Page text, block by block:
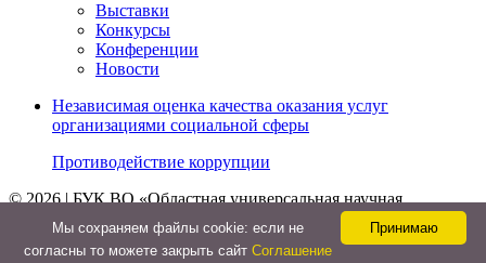
Выставки
Конкурсы
Конференции
Новости
Независимая оценка качества оказания услуг
организациями социальной сферы
Противодействие коррупции
© 2026 | БУК ВО «Областная универсальная научная
библиотека»
Принимаю
Мы cохраняем файлы cookie: если не
согласны то можете закрыть сайт Соглашение